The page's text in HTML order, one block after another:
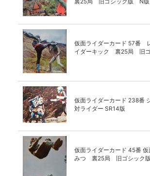
仮面ライダーカード 57番
イダーキック 裏25局 旧
仮面ライダーカード 238番
対ライダー SR14版
仮面ライダーカード 45番
みつ 裏25局 旧ゴシック版